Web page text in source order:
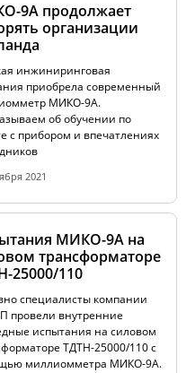
9А продолжает
организации
инжиниринговая
приобрела современный
МИКО-9А.
об обучении по
с прибором и впечатлениях
2021
МИКО-9А на
трансформаторе
25000/110
специалисты компании
провели внутренние
испытания на силовом
ТДТН-25000/110 с
миллиомметра МИКО-9А.